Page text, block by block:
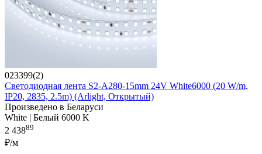
023399(2)
Светодиодная лента S2-A280-15mm 24V White6000 (20 W/m,
IP20, 2835, 2.5m) (Arlight, Открытый)
Произведено в Беларуси
White | Белый 6000 K
2 43889
₽/м